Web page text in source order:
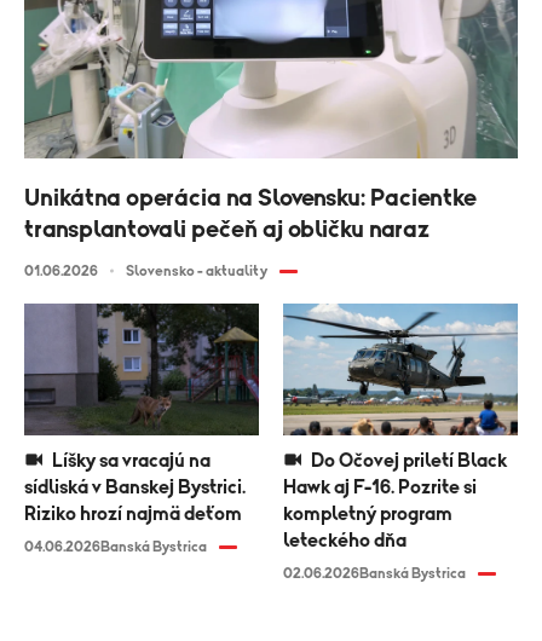
sídliská v Banskej Bystrici.
Riziko hrozí najmä deťom
04.06.2026Banská Bystrica
Hawk aj F-16. Pozrite si
kompletný program
leteckého dňa
02.06.2026Banská Bystrica
Unikátna operácia na Slovensku: Pacientke
transplantovali pečeň aj obličku naraz
01.06.2026 Slovensko - aktuality